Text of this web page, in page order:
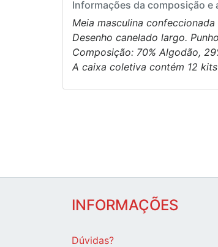
Informações da composição e
Meia masculina
Desenho canelado largo.
Composição: 70% Algodão,
A caixa coletiva contém 12
INFORMAÇÕES
Dúvidas?